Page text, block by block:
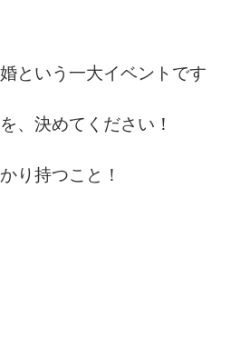
という一大イベントです
、決めてください！
り持つこと！